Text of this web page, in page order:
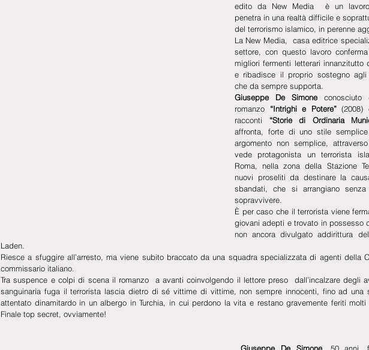
edito da New Media  è un lavoro
penetra in una realtà difficile e
del terrorismo islamico, in perenne
La New Media,  casa editrice
settore, con questo lavoro
migliori fermenti letterari innanzitutto
e ribadisce il proprio sostegno agli
che da sempre supporta.
Giuseppe De Simone conosciuto
romanzo “Intrighi e Potere” (2008)
racconti “Storie di Ordinaria
affronta, forte di uno stile
argomento non semplice,
vede protagonista un terrorista
Roma, nella zona della Stazione
nuovi proseliti da destinare la
sbandati, che si arrangiano
sopravvivere.
È per caso che il terrorista viene
giovani adepti e trovato in possesso
non ancora divulgato addirittura
Laden.
Riesce a sfuggire all’arresto, ma viene subito braccato da una squadra specializzata di agenti della
commissario italiano.
Tra suspence e colpi di scena il romanzo  a avanti coinvolgendo il lettore preso  dall’incalzare degli
sanguinaria fuga il terrorista lascia dietro di sé vittime di vittime, non sempre innocenti, fino ad una
attentato dinamitardo in un albergo in Turchia, in cui perdono la vita e restano gravemente feriti
Finale top secret, ovviamente!